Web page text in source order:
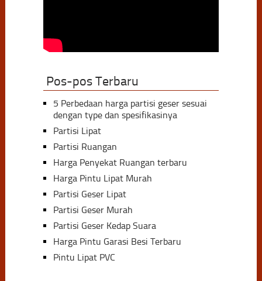
Pos-pos Terbaru
5 Perbedaan harga partisi geser sesuai
dengan type dan spesifikasinya
Partisi Lipat
Partisi Ruangan
Harga Penyekat Ruangan terbaru
Harga Pintu Lipat Murah
Partisi Geser Lipat
Partisi Geser Murah
Partisi Geser Kedap Suara
Harga Pintu Garasi Besi Terbaru
Pintu Lipat PVC